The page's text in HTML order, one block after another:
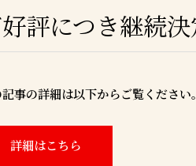
評につき継続
記事の詳細は以下からご覧ください。
詳細はこちら